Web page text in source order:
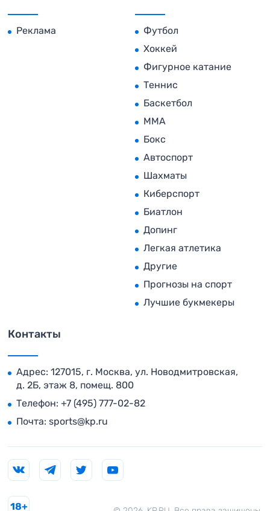
Реклама
Футбол
Хоккей
Фигурное катание
Теннис
Баскетбол
MMA
Бокс
Автоспорт
Шахматы
Киберспорт
Биатлон
Допинг
Легкая атлетика
Другие
Прогнозы на спорт
Лучшие букмекеры
Контакты
Адрес: 127015, г. Москва, ул. Новодмитровская,
д. 2Б, этаж 8, помещ. 800
Телефон: +7 (495) 777-02-82
Почта: sports@kp.ru
18+